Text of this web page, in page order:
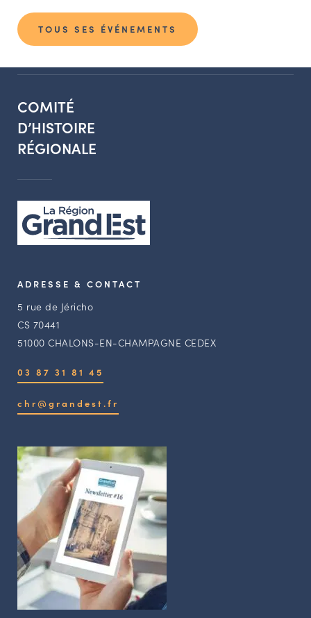
TOUS SES ÉVÉNEMENTS
COMITÉ
D’HISTOIRE
RÉGIONALE
ADRESSE & CONTACT
5 rue de Jéricho
CS 70441
51000 CHALONS-EN-CHAMPAGNE CEDEX
03 87 31 81 45
chr@grandest.fr